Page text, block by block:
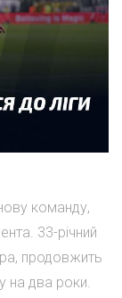
команду,
33-річний
продовжить
на два роки.